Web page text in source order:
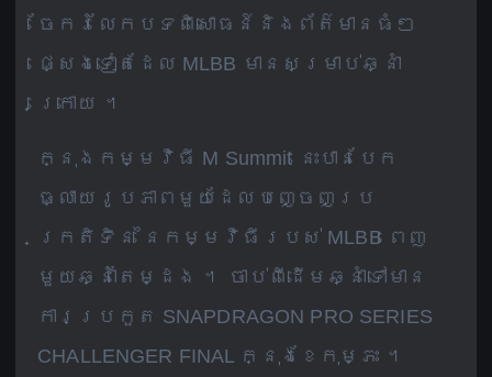
ចែករំលែកបទពិសោធន៍និងព័ត៌មានធំៗ
ផ្សេងទៀតដែល MLBB មានសម្រាប់ឆ្នាំ
ក្រោយ ។
ក្នុងកម្មវិធី M Summit នេះបានបែក
ធ្លាយរូបភាពមួយដែលបញ្ចេញប្រ
ក្រតិទិន នៃកម្មវិធីរបស់ MLBB ពេញ
មួយឆ្នាំតែម្ដង ។ ចាប់ពីដើមឆ្នាំទៅមាន
ការប្រកួត SNAPDRAGON PRO SERIES
CHALLENGER FINAL ក្នុងខែកុម្ភះ ។